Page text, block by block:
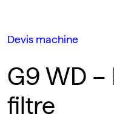
Devis machine
G9 WD –
filtre